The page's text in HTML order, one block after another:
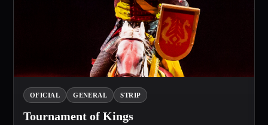
OFICIAL GENERAL STRIP
Tournament of Kings